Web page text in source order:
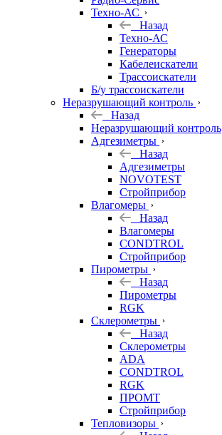
Техно-АС
Назад
Техно-АС
Генераторы
Кабелеискатели
Трассоискатели
Б/у трассоискатели
Неразрушающий контроль
Назад
Неразрушающий контроль
Адгезиметры
Назад
Адгезиметры
NOVOTEST
Стройприбор
Влагомеры
Назад
Влагомеры
CONDTROL
Стройприбор
Пирометры
Назад
Пирометры
RGK
Склерометры
Назад
Склерометры
ADA
CONDTROL
RGK
ПРОМТ
Стройприбор
Тепловизоры